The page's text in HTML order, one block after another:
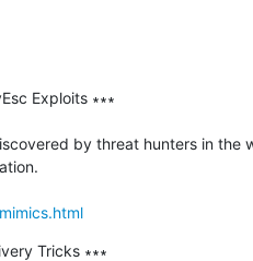
Exploits ∗∗∗
by threat hunters in the
Tricks ∗∗∗